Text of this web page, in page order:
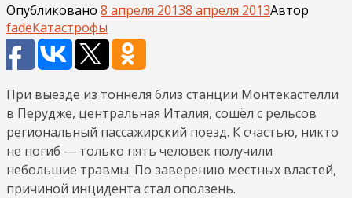
Опубликовано 8 апреля 20138 апреля 2013Автор
fadeКатастрофы
При выезде из тоннеля близ станции Монтекастелли
в Перудже, центральная Италия, сошёл с рельсов
региональный пассажирский поезд. К счастью, никто
не погиб — только пять человек получили
небольшие травмы. По заверению местных властей,
причиной инцидента стал оползень.